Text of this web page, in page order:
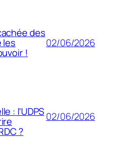
des
les
!
02/06/2026
: l’UDPS
?
02/06/2026